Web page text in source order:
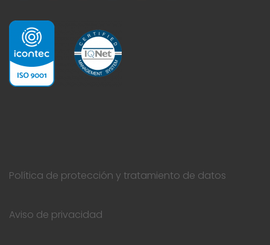
Política de protección y tratamiento de datos
Aviso de privacidad